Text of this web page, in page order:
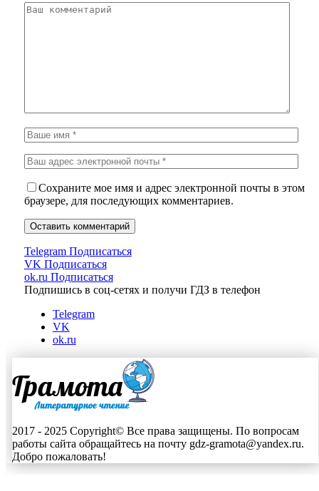
Сохраните мое имя и адрес электронной почты в этом
браузере, для последующих комментариев.
Telegram Подписаться
VK Подписаться
ok.ru Подписаться
Подпишись в соц-сетях и получи ГДЗ в телефон
Telegram
VK
ok.ru
2017 - 2025 Copyright© Все права защищены. По вопросам
работы сайта обращайтесь на почту gdz-gramota@yandex.ru.
Добро пожаловать!